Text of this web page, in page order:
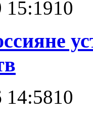
15:1910
14:5810